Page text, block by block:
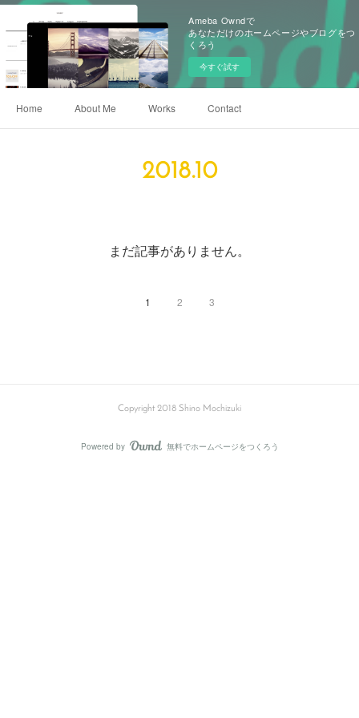
Ameba Owndで
あなただけのホームページやブログをつ
くろう
今すぐ試す
Home About Me Works Contact
2018.10
まだ記事がありません。
1 2 3
Copyright 2018 Shino Mochizuki
Powered by AmebaOwnd
無料でホームページをつくろう